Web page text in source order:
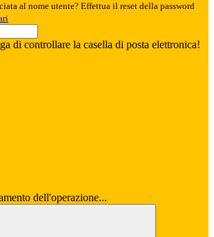
al nome utente? Effettua il reset della password
di controllare la casella di posta elettronica!
dell'operazione...